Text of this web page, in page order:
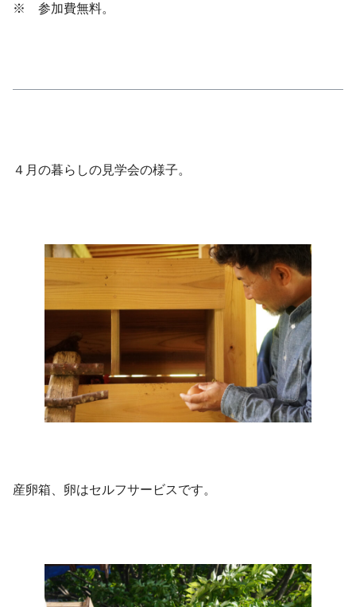
※ 参加費無料。
４月の暮らしの見学会の様子。
産卵箱、卵はセルフサービスです。